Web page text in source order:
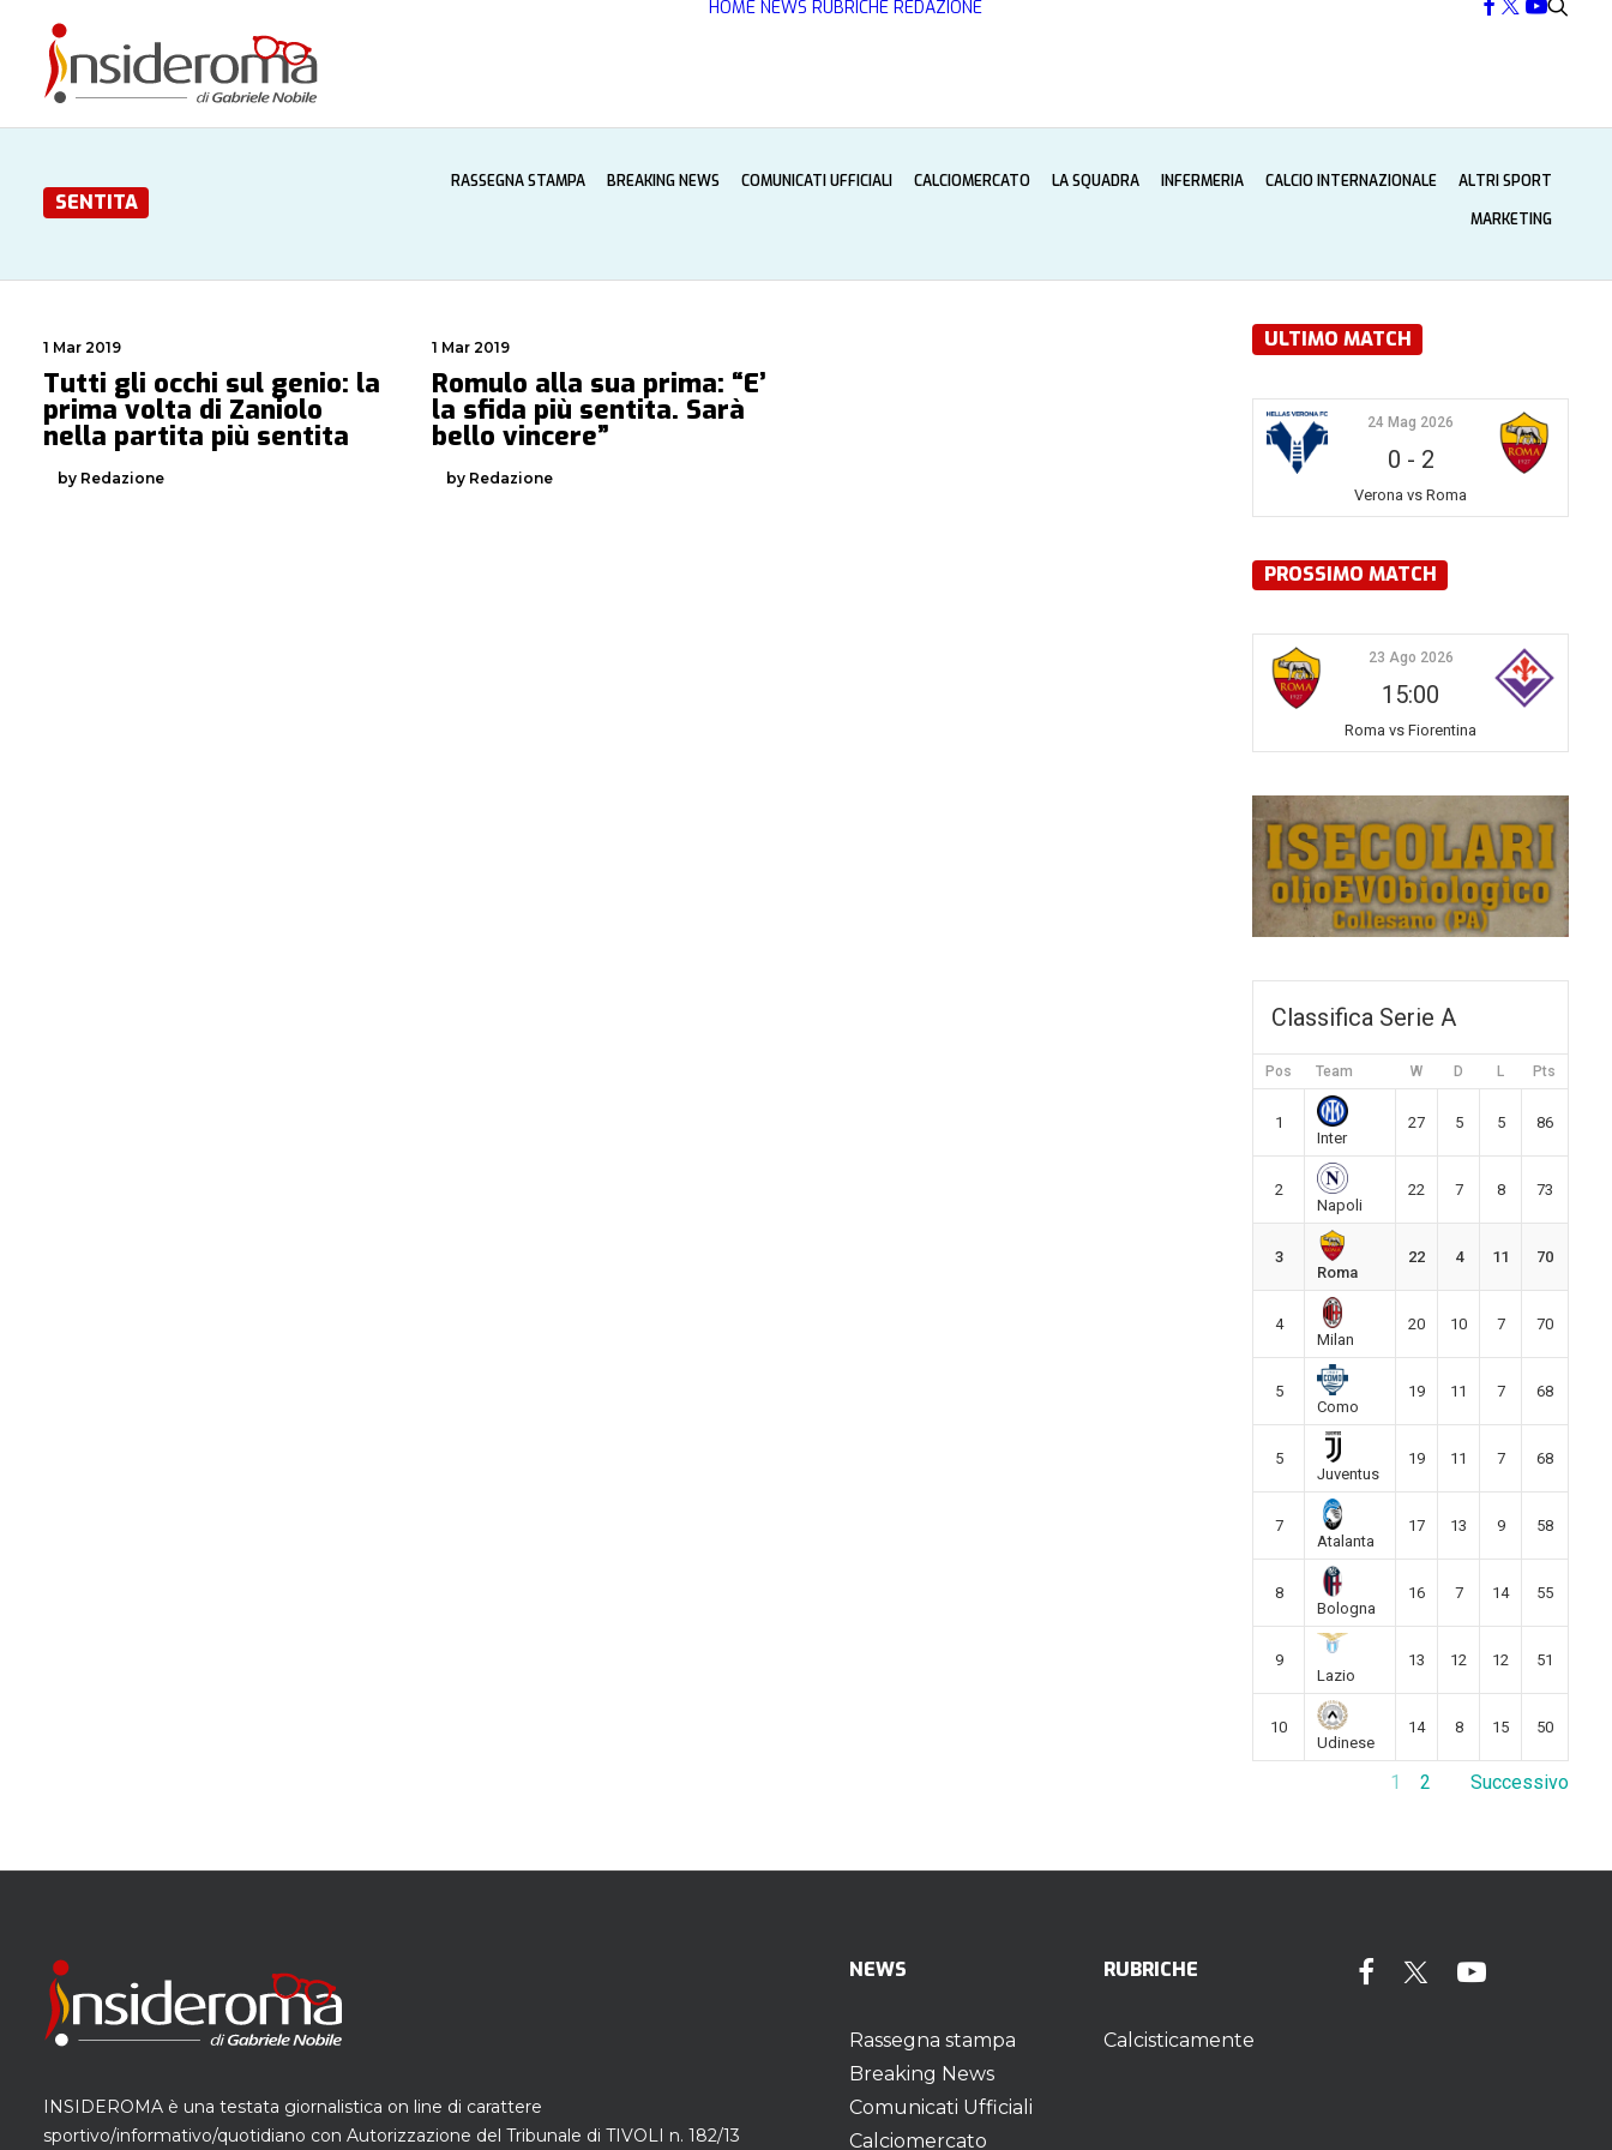
HOME NEWS RUBRICHE REDAZIONE
SENTITA
RASSEGNA STAMPA BREAKING NEWS COMUNICATI UFFICIALI CALCIOMERCATO LA SQUADRA INFERMERIA CALCIO INTERNAZIONALE
ALTRI SPORT
MARKETING
1 Mar 2019
Tutti gli occhi sul genio: la
prima volta di Zaniolo
nella partita più sentita
by Redazione
1 Mar 2019
Romulo alla sua prima: “E’
la sfida più sentita. Sarà
bello vincere”
by Redazione
ULTIMO MATCH
24 Mag 2026
0 - 2
Verona vs Roma
PROSSIMO MATCH
23 Ago 2026
15:00
Roma vs Fiorentina
Classifica Serie A
Pos Team W D L Pts
1
Inter
27 5 5 86
2
Napoli
22 7 8 73
3
Roma
22 4 11 70
4
Milan
20 10 7 70
5
Como
19 11 7 68
5
Juventus
19 11 7 68
7
Atalanta
17 13 9 58
8
Bologna
16 7 14 55
9
Lazio
13 12 12 51
10
Udinese
14 8 15 50
1 2 Successivo
INSIDEROMA è una testata giornalistica on line di carattere
sportivo/informativo/quotidiano con Autorizzazione del Tribunale di TIVOLI n. 182/13
NEWS
Rassegna stampa
Breaking News
Comunicati Ufficiali
Calciomercato
RUBRICHE
Calcisticamente